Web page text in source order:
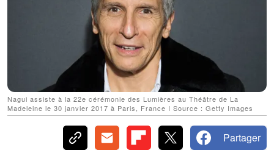
Nagui assiste à la 22e cérémonie des Lumières au Théâtre de La
Madeleine le 30 janvier 2017 à Paris, France I Source : Getty Images
Partager